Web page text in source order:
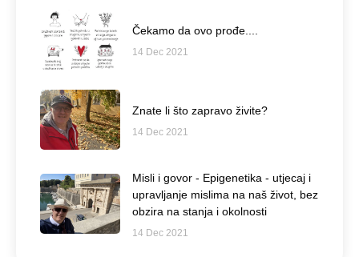
Čekamo da ovo prođe....
14 Dec 2021
Znate li što zapravo živite?
14 Dec 2021
Misli i govor - Epigenetika - utjecaj i
upravljanje mislima na naš život, bez
obzira na stanja i okolnosti
14 Dec 2021